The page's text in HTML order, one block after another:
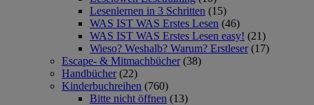
Lesenlernen in 3 Schritten (15)
WAS IST WAS Erstes Lesen (46)
WAS IST WAS Erstes Lesen easy! (21)
Wieso? Weshalb? Warum? Erstleser (17)
Escape- & Mitmachbücher (38)
Handbücher (22)
Kinderbuchreihen (760)
Bitte nicht öffnen (13)